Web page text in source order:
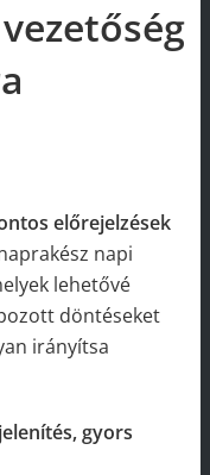
előrejelzések
napi
lehetővé
döntéseket
irányítsa
gyors